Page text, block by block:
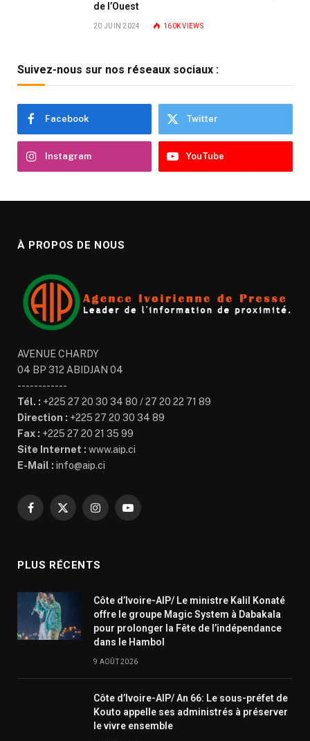
de l’Ouest
20 JUIN 2024 160KVIEWS
Suivez-nous sur nos réseaux sociaux :
Facebook Twitter
Instagram YouTube
À PROPOS DE NOUS
AVENUE CHARDY
04 BP 312 ABIDJAN 04
------------
Tél. : +225 27 20 30 34 80 / 27 20 22 71 89
Direction : +225 27 20 30 34 89
Fax : +225 27 20 21 35 99
Site Internet : www.aip.ci
E-Mail : info@aip.ci
Facebook
X
InstagramYouTube
PLUS RÉCENTS
Côte d’Ivoire-AIP/ Le ministre Kalil Konaté
offre le groupe Magic System à Dabakala
pour prolonger la Fête de l’indépendance
dans le Hambol
9 AOÛT 2026
Côte d’Ivoire-AIP/ An 66: Le sous-préfet de
Kouto appelle ses administrés à préserver
le vivre ensemble